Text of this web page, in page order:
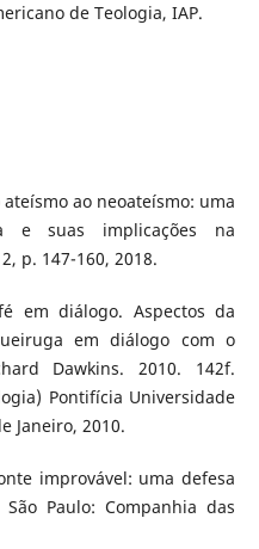
de Teologia, IAP.
ateísmo ao neoateísmo: uma
e suas implicações na
p. 147-160, 2018.
em diálogo. Aspectos da
em diálogo com o
Dawkins. 2010. 142f.
Pontifícia Universidade
Janeiro, 2010.
improvável: uma defesa
Paulo: Companhia das